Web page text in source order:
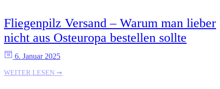
Fliegenpilz Versand – Warum man lieber
nicht aus Osteuropa bestellen sollte
6. Januar 2025
WEITER LESEN ➞